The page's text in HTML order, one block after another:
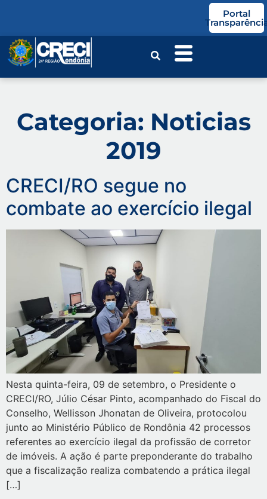
Portal
Categoria: Noticias
2019
CRECI/RO segue no
combate ao exercício ilegal
Nesta quinta-feira, 09 de setembro, o Presidente o
CRECI/RO, Júlio César Pinto, acompanhado do Fiscal do
Conselho, Wellisson Jhonatan de Oliveira, protocolou
junto ao Ministério Público de Rondônia 42 processos
referentes ao exercício ilegal da profissão de corretor
de imóveis. A ação é parte preponderante do trabalho
que a fiscalização realiza combatendo a prática ilegal
[…]